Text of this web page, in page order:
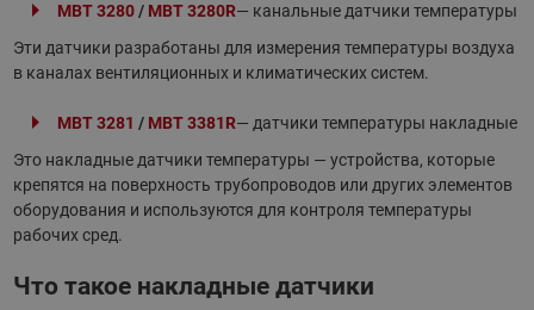
MBT 3280/ MBT 3280R— канальные датчики температуры
Эти датчики разработаны для измерения температуры воздуха
в каналах вентиляционных и климатических систем.
MBT 3281 / MBT 3381R— датчики температуры накладные
Это накладные датчики температуры — устройства, которые
крепятся на поверхность трубопроводов или других элементов
оборудования и используются для контроля температуры
рабочих сред.
Что такое накладные датчики